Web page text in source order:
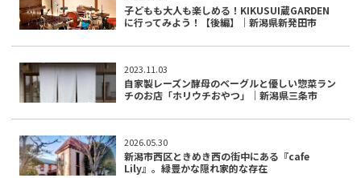
子どもも大人も楽しめる！KIKUSUI蔵GARDEN
に行ってみよう！【後編】｜新潟県新発田市
2023.11.03
自家製レーズン酵母のベーグルと優しい惣菜ラン
チのお店「ホリウチおやつ」｜新潟県三条市
2026.05.30
新潟市西区ときめき西の街中にある『cafe
Lily』。緑豊かな隠れ家的な存在